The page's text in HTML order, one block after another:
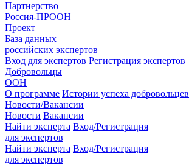
Партнерство
Россия-ПРООН
Проект
База данных
российских экспертов
Вход для экспертов Регистрация экспертов
Добровольцы
ООН
О программе Истории успеха добровольцев
Новости/Вакансии
Новости Вакансии
Найти эксперта Вход/Регистрация
для экспертов
Найти эксперта Вход/Регистрация
для экспертов